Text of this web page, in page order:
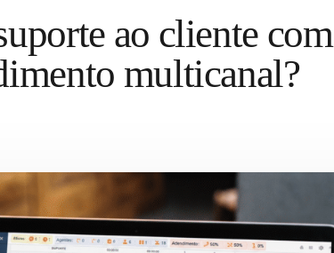
ao cliente com
multicanal?